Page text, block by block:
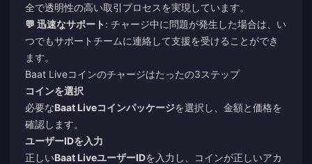
全で透明性の高い取引プロセスを実現しています。
💬 迅速なサポート : チャージ中に問題が発生した場合は、い
つでもサポートチームに連絡して支援を受けることができ
ます。
Baat Liveコインのチャージはたったの3ステップ
コインを選択
必要なBaat Liveコインパッケージを選択し、金額と価格を
確認します。
ユーザーIDを入力
正しいBaat LiveユーザーIDを入力し、コインが正しいアカ